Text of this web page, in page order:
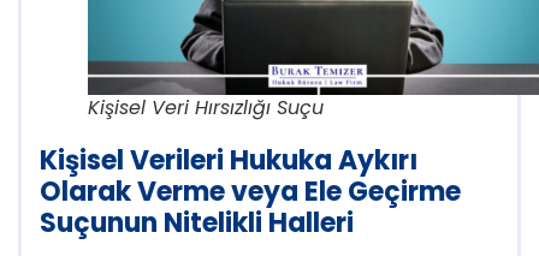
Kişisel Veri Hırsızlığı Suçu
Kişisel Verileri Hukuka Aykırı
Olarak Verme veya Ele Geçirme
Suçunun Nitelikli Halleri